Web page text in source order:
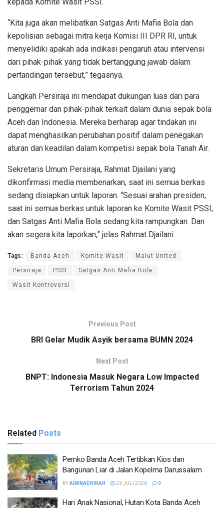
“Kita juga akan melibatkan Satgas Anti Mafia Bola dan
kepolisian sebagai mitra kerja Komisi III DPR RI, untuk
menyelidiki apakah ada indikasi pengaruh atau intervensi
dari pihak-pihak yang tidak bertanggung jawab dalam
pertandingan tersebut,” tegasnya.
Langkah Persiraja ini mendapat dukungan luas dari para
penggemar dan pihak-pihak terkait dalam dunia sepak bola
Aceh dan Indonesia. Mereka berharap agar tindakan ini
dapat menghasilkan perubahan positif dalam penegakan
aturan dan keadilan dalam kompetisi sepak bola Tanah Air.
Sekretaris Umum Persiraja, Rahmat Djailani yang
dikonfirmasi media membenarkan, saat ini semua berkas
sedang disiapkan untuk laporan. “Sesuai arahan presiden,
saat ini semua berkas untuk laporan ke Komite Wasit PSSI,
dan Satgas Anti Mafia Bola sedang kita rampungkan. Dan
akan segera kita laporkan,” jelas Rahmat Djailani.
Tags: Banda Aceh Komite Wasit Malut United
Persiraja PSSI Satgas Anti Mafia Bola
Wasit Kontroversi
Previous Post
BRI Gelar Mudik Asyik bersama BUMN 2024
Next Post
BNPT: Indonesia Masuk Negara Low Impacted
Terrorism Tahun 2024
Related Posts
Pemko Banda Aceh Tertibkan Kios dan
Bangunan Liar di Jalan Kopelma Darussalam
BYAININADHIRAH 23 JULI 2026 0
Hari Anak Nasional, Hutan Kota Banda Aceh